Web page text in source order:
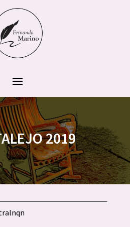
2019